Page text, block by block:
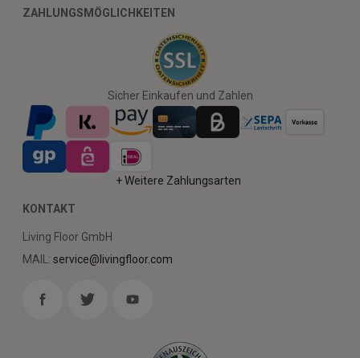
ZAHLUNGSMÖGLICHKEITEN
Sicher Einkaufen und Zahlen
+ Weitere Zahlungsarten
KONTAKT
Living Floor GmbH
MAIL: service@livingfloor.com